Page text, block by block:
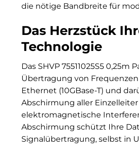
die nötige Bandbreite für
Das Herzstück
Technologie
Das SHVP 75511025S5
Übertragung von
Ethernet (10GBase-T) und
Abschirmung aller
elektromagnetische
Abschirmung schützt Ihre
Signalübertragung, selbst in